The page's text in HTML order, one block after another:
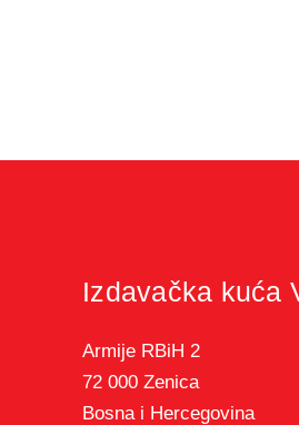
Izdavačka kuća
Armije RBiH 2
72 000 Zenica
Bosna i Hercegovina